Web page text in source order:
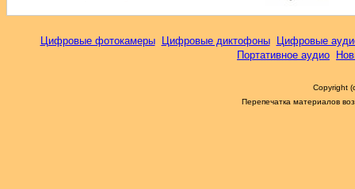
Цифровые фотокамеры Цифровые диктофоны
Цифровые
Портативное аудио
Copyright
Перепечатка материалов